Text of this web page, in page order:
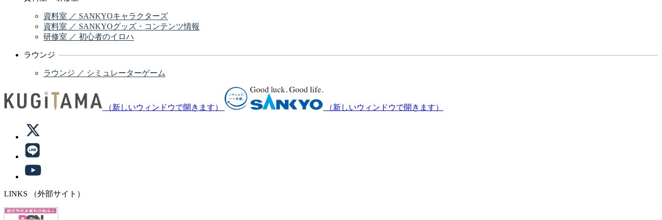
資料室 ／ SANKYOキャラクターズ
資料室 ／ SANKYOグッズ・コンテンツ情報
研修室 ／ 初心者のイロハ
ラウンジ
ラウンジ ／ シミュレーターゲーム
（新しいウィンドウで開きます） （新しいウィンドウで開きます）
LINKS （外部サイト）